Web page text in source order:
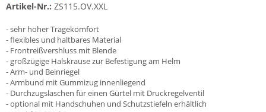
Artikel-Nr.: ZS115.OV.XXL
- sehr hoher Tragekomfort
- flexibles und haltbares Material
- Frontreißvershluss mit Blende
- großzügige Halskrause zur Befestigung am Helm
- Arm- und Beinriegel
- Armbund mit Gummizug innenliegend
- Durchzugslaschen für einen Gürtel mit Druckregelventil
- optional mit Handschuhen und Schutzstiefeln erhältlich